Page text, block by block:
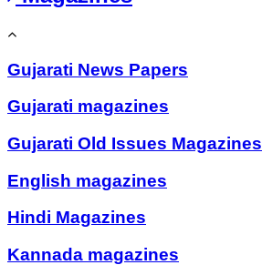
Gujarati News Papers
Gujarati magazines
Gujarati Old Issues Magazines
English magazines
Hindi Magazines
Kannada magazines